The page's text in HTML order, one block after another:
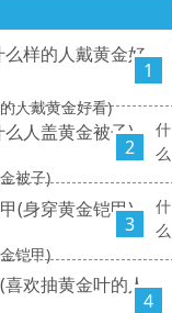
1
人戴黄金好看)
2
什
么
被子)
3
什
么
铠甲)
4